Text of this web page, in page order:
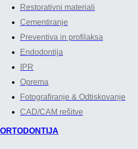
Restorativni materiali
Cementiranje
Preventiva in profilaksa
Endodontija
IPR
Oprema
Fotografiranje & Odtiskovanje
CAD/CAM rešitve
ORTODONTIJA